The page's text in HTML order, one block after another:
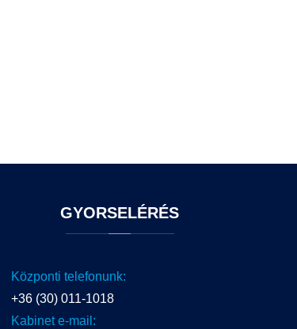
GYORSELÉRÉS
Központi telefonunk:
+36 (30) 011-1018
Kabinet e-mail: